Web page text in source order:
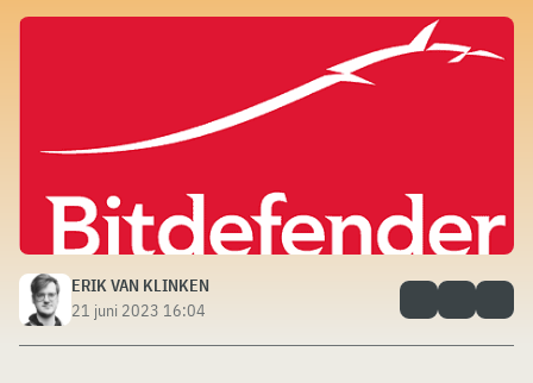
ERIK VAN KLINKEN
21 juni 2023 16:04